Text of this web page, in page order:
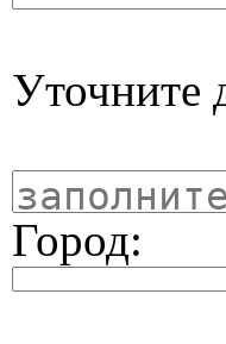
Уточните
Город: